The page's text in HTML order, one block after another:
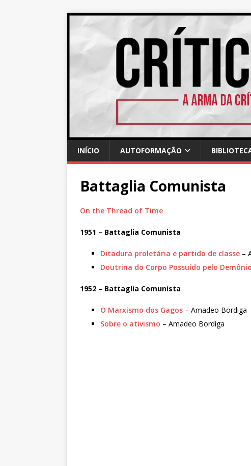
INÍCIO AUTOFORMAÇÃO
Battaglia Comunista
On the Thread of Time
1951 – Battaglia Comunista
Ditadura proletária e partido de classe –
Doutrina do Corpo Possuído pelo Demônio
1952 – Battaglia Comunista
O Marxismo dos Gagos – Amadeo Bordiga
Sobre o ativismo – Amadeo Bordiga